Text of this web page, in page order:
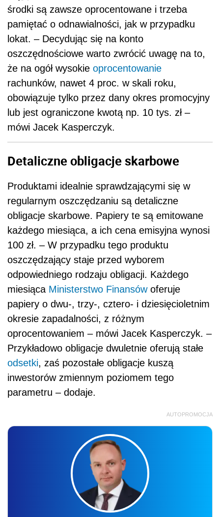
środki są zawsze oprocentowane i trzeba
pamiętać o odnawialności, jak w przypadku
lokat. – Decydując się na konto
oszczędnościowe warto zwrócić uwagę na to,
że na ogół wysokie oprocentowanie
rachunków, nawet 4 proc. w skali roku,
obowiązuje tylko przez dany okres promocyjny
lub jest ograniczone kwotą np. 10 tys. zł –
mówi Jacek Kasperczyk.
Detaliczne obligacje skarbowe
Produktami idealnie sprawdzającymi się w
regularnym oszczędzaniu są detaliczne
obligacje skarbowe. Papiery te są emitowane
każdego miesiąca, a ich cena emisyjna wynosi
100 zł. – W przypadku tego produktu
oszczędzający staje przed wyborem
odpowiedniego rodzaju obligacji. Każdego
miesiąca Ministerstwo Finansówoferuje
papiery o dwu-, trzy-, cztero- i dziesięcioletnim
okresie zapadalności, z różnym
oprocentowaniem – mówi Jacek Kasperczyk. –
Przykładowo obligacje dwuletnie oferują stałe
odsetki, zaś pozostałe obligacje kuszą
inwestorów zmiennym poziomem tego
parametru – dodaje.
AUTOPROMOCJA